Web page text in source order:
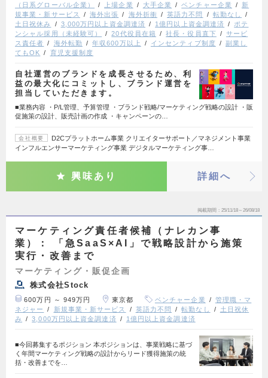
（日系グローバル企業）
上場企業 大手企業 ベンチャー企業
新
規事業・新サービス
海外出張 海外折衝 英語力不問
転勤なし
土日祝休み
3,000万円以上資金調達済 1億円以上資金調達済
ポテ
ンシャル採用（未経験可）
20代役員在籍 社長・役員直下
サービ
ス責任者
海外転勤 年収600万以上 インセンティブ制度
副業し
てもOK
育児支援制度
自社運営のブランドを成長させるため、利
益の最大化にコミットし、ブランド運営を
担当していただきます。
■業務内容 ・P/L管理、予算管理 ・ブランド戦略/マーケティング戦略の設計 ・販
促施策の設計、販売計画の作成 ・キャンペーンの…
会社概要
D2Cプラットホーム事業 クリエイターサポート／マネジメント事業
インフルエンサーマーケティング事業 デジタルマーケティング事…
興味あり 詳細へ
掲載期間 25/11/18～26/08/18
マーケティング責任者候補（ナレカン事
業）： 「急SaaS×AI」で戦略設計から施策
実行・改善まで
マーケティング・販促企画
株式会社Stock
600万円 ～ 949万円 東京都 ベンチャー企業
管理職・マ
ネジャー
新規事業・新サービス 英語力不問 転勤なし
土日祝休
み
3,000万円以上資金調達済 1億円以上資金調達済
■今回募集するポジション 本ポジションは、事業戦略に基づ
く年間マーケティング戦略の設計からリード獲得施策の統
括・改善までを…